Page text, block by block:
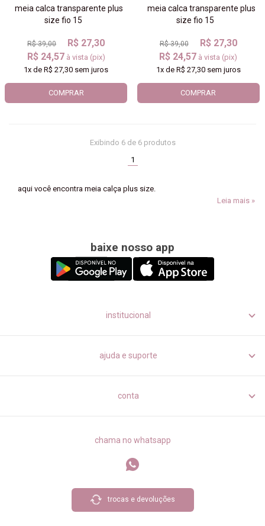
meia calca transparente plus
size fio 15
R$ 39,00
R$ 27,30
R$ 24,57 à vista (pix)
1x deR$ 27,30 sem juros
COMPRAR
meia calca transparente plus
size fio 15
R$ 39,00
R$ 27,30
R$ 24,57 à vista (pix)
1xde R$ 27,30sem juros
COMPRAR
Exibindo 6de 6 produtos
1
aqui você encontra meia calça plus size.
Leia mais »
baixe nosso app
institucional
ajuda e suporte
conta
chama no whatsapp
trocas e devoluções